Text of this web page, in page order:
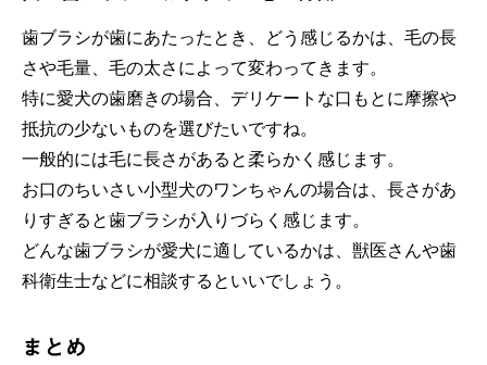
歯ブラシが歯にあたったとき、どう感じるかは、毛の長
さや毛量、毛の太さによって変わってきます。
特に愛犬の歯磨きの場合、デリケートな口もとに摩擦や
抵抗の少ないものを選びたいですね。
一般的には毛に長さがあると柔らかく感じます。
お口のちいさい小型犬のワンちゃんの場合は、長さがあ
りすぎると歯ブラシが入りづらく感じます。
どんな歯ブラシが愛犬に適しているかは、獣医さんや歯
科衛生士などに相談するといいでしょう。
まとめ